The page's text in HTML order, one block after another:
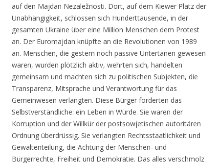
auf den Majdan Nezaležnosti. Dort, auf dem Kiewer Platz der
Unabhängigkeit, schlossen sich Hunderttausende, in der
gesamten Ukraine über eine Million Menschen dem Protest
an. Der Euromajdan knüpfte an die Revolutionen von 1989
an. Menschen, die gestern noch passive Untertanen gewesen
waren, wurden plötzlich aktiv, wehrten sich, handelten
gemeinsam und machten sich zu politischen Subjekten, die
Transparenz, Mitsprache und Verantwortung für das
Gemeinwesen verlangten. Diese Bürger forderten das
Selbstverständliche: ein Leben in Würde. Sie waren der
Korruption und der Willkür der postsowjetischen autoritären
Ordnung überdrüssig. Sie verlangten Rechtsstaatlichkeit und
Gewaltenteilung, die Achtung der Menschen- und
Bürgerrechte, Freiheit und Demokratie. Das alles verschmolz